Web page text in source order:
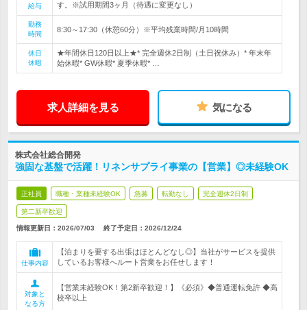
給与
す。※試用期間3ヶ月（待遇に変更なし）
勤務
時間
8:30～17:30（休憩60分）※平均残業時間/月10時間
休日
休暇
★年間休日120日以上★* 完全週休2日制（土日祝休み）* 年末年
始休暇* GW休暇* 夏季休暇* …
求人詳細を見る 気になる
株式会社総合開発
強固な基盤で活躍！リネンサプライ事業の【営業】◎未経験OK
正社員 職種・業種未経験OK 急募 転勤なし 完全週休2日制
第二新卒歓迎
情報更新日：2026/07/03 終了予定日： 2026/12/24
仕事内容
【泊まりを要する出張はほとんどなし◎】当社がサービスを提供
しているお客様へルート営業をお任せします！
対象と
なる方
【営業未経験OK！第2新卒歓迎！】《必須》◆普通運転免許 ◆高
校卒以上